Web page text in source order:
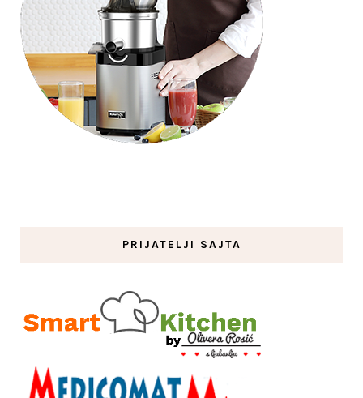
PRIJATELJI SAJTA